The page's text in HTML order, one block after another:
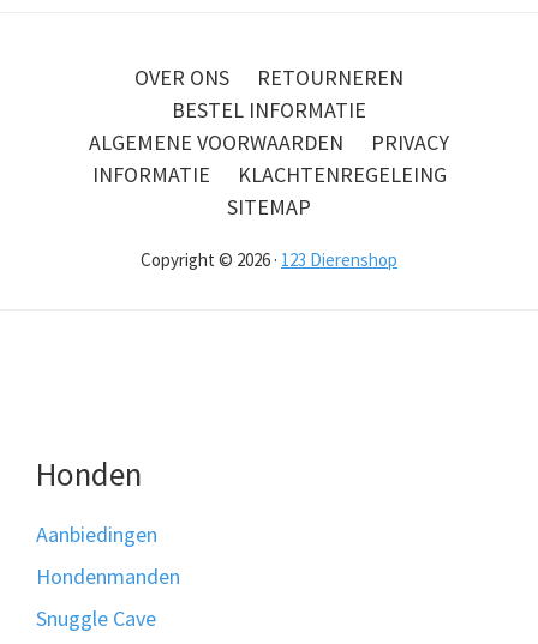
OVER ONS
RETOURNEREN
BESTEL INFORMATIE
ALGEMENE VOORWAARDEN
PRIVACY
INFORMATIE
KLACHTENREGELEING
SITEMAP
Copyright © 2026 · 123 Dierenshop
Honden
Aanbiedingen
Hondenmanden
Snuggle Cave